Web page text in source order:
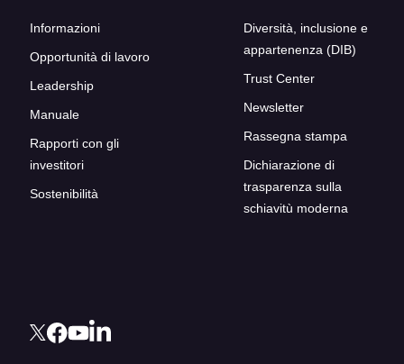
Informazioni
Opportunità di lavoro
Leadership
Manuale
Rapporti con gli
investitori
Sostenibilità
Diversità, inclusione e
appartenenza (DIB)
Trust Center
Newsletter
Rassegna stampa
Dichiarazione di
trasparenza sulla
schiavitù moderna